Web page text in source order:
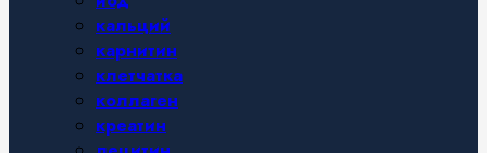
кальций
карнитин
клетчатка
коллаген
креатин